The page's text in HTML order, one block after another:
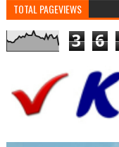
TOTAL PAGEVIEWS
3 6